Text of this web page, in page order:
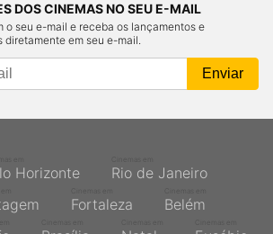
DOS CINEMAS NO SEU E-MAIL
o seu e-mail e receba os lançamentos e
diretamente em seu e-mail.
Horizonte Rio de Janeiro
Fortaleza Belém